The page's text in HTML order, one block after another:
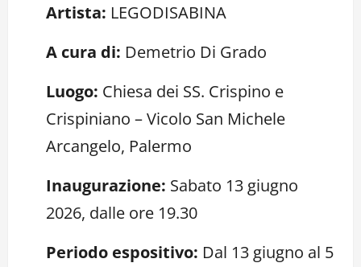
Artista: LEGODISABINA
A cura di: Demetrio Di Grado
Luogo: Chiesa dei SS. Crispino e
Crispiniano – Vicolo San Michele
Arcangelo, Palermo
Inaugurazione: Sabato 13 giugno
2026, dalle ore 19.30
Periodo espositivo: Dal 13 giugno al 5